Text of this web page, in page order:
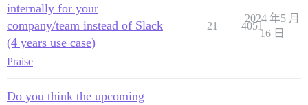
internally for your
company/team instead of Slack
(4 years use case)
Praise
21 4051
2024 年5 月
16 日
Do you think the upcoming